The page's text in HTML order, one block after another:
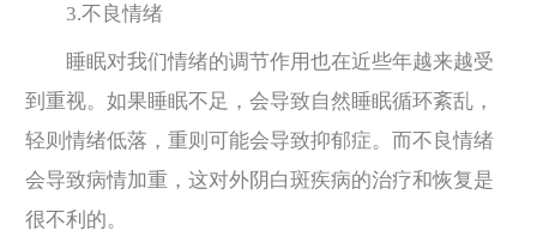
3.不良情绪
睡眠对我们情绪的调节作用也在近些年越来越受
到重视。如果睡眠不足，会导致自然睡眠循环紊乱，
轻则情绪低落，重则可能会导致抑郁症。而不良情绪
会导致病情加重，这对外阴白斑疾病的治疗和恢复是
很不利的。